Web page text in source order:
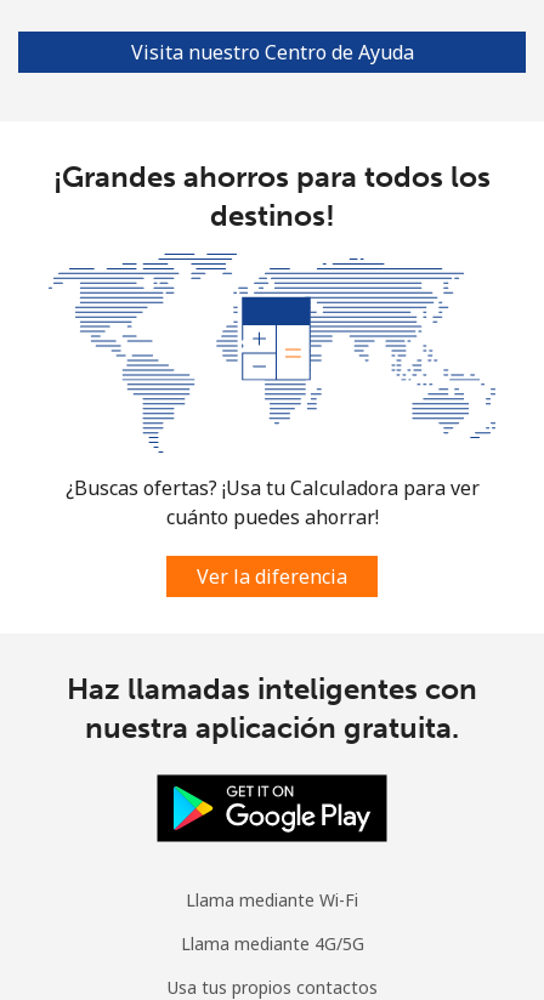
Visita nuestro Centro de Ayuda
¡Grandes ahorros para todos los
destinos!
¿Buscas ofertas? ¡Usa tu Calculadora para ver
cuánto puedes ahorrar!
Ver la diferencia
Haz llamadas inteligentes con
nuestra aplicación gratuita.
Llama mediante Wi-Fi
Llama mediante 4G/5G
Usa tus propios contactos